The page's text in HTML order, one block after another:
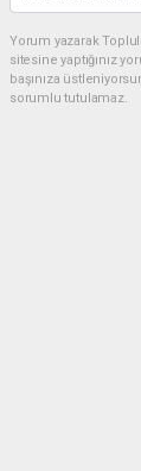
Yorum yazarak
sitesine yaptığınız
başınıza
sorumlu tutulamaz.